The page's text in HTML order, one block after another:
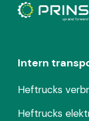
Intern
Heftrucks
Heftrucks